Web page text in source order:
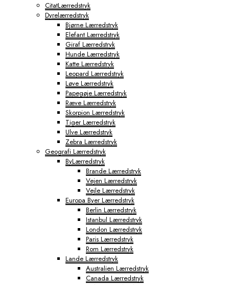
CitatLærredstryk
Dyrelærredstryk
Bjørne Lærredstryk
Elefant Lærredstryk
Giraf Lærredstryk
Hunde Lærredstryk
Katte Lærredstryk
Leopard Lærredstryk
Løve Lærredstryk
Papegøje Lærredstryk
Ræve Lærredstryk
Skorpion Lærredstryk
Tiger Lærredstryk
Ulve Lærredstryk
Zebra Lærredstryk
Geografi Lærredstryk
ByLærredstryk
Brande Lærredstryk
Vejen Lærredstryk
Vejle Lærredstryk
Europa Byer Lærredstryk
Berlin Lærredstryk
Istanbul Lærredstryk
London Lærredstryk
Paris Lærredstryk
Rom Lærredstryk
Lande Lærredstryk
Australien Lærredstryk
Canada Lærredstryk